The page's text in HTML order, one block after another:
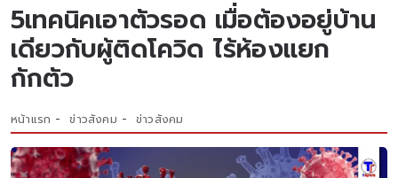
5เทคนิคเอาตัวรอด เมื่อต้องอยู่บ้าน
เดียวกับผู้ติดโควิด ไร้ห้องแยก
กักตัว
หน้าแรก ข่าวสังคม ข่าวสังคม